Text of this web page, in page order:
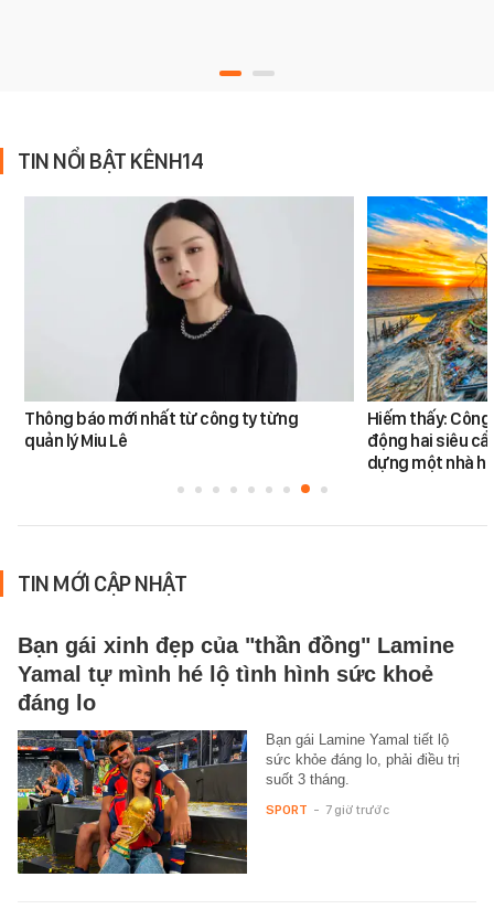
TIN NỔI BẬT KÊNH14
Thông báo mới nhất từ công ty từng
quản lý Miu Lê
Hiếm thấy:
động hai siêu
dựng một nhà
TIN MỚI CẬP NHẬT
Bạn gái xinh đẹp của "thần đồng" Lamine
Yamal tự mình hé lộ tình hình sức khoẻ
đáng lo
Bạn gái Lamine Yamal tiết lộ
sức khỏe đáng lo, phải điều trị
suốt 3 tháng.
SPORT - 7 giờ trước